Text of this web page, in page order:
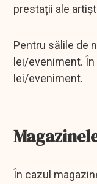
prestații ale
Pentru sălile de
lei/eveniment.
lei/eveniment.
În cazul